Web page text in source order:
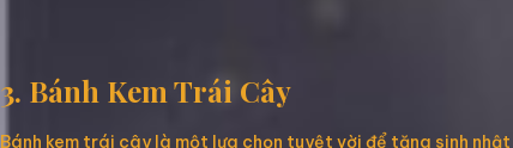
3. Bánh Kem Trái Cây
Bánh kem trái cây là một lựa chọn tuyệt vời để tặng sinh